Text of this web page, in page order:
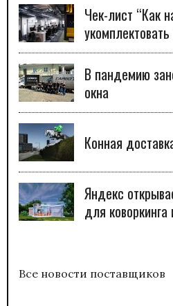
Чек-лист “Как
В пандемию
окна
Конная
Яндекс
для
Все новости поставщиков